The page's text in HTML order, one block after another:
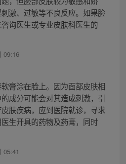
激、过敏等不良反应。如果脸
询医生或专业皮肤科医生的
09:16
膏涂在脸上。因为面部皮肤相
成分可能会对其造成刺激，引
肤疾病，应到医院就诊，寻求
生开具的药物及药膏，同时
05:41